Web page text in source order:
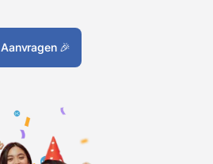
Aanvragen 🎉